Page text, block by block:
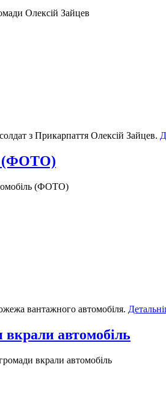
Олексій Зайцев
з Прикарпаття Олексій Зайцев.
(ФОТО)
(ФОТО)
вантажного автомобіля.
автомобіль
вкрали автомобіль